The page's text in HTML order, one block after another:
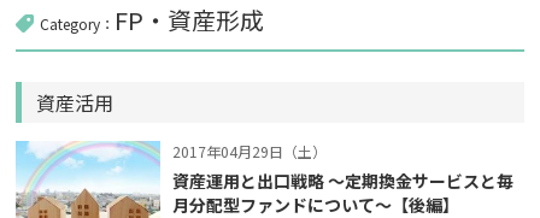
Category： FP・資産形成
資産活用
2017年04月29日（土）
資産運用と出口戦略 ～定期換金サービスと毎
月分配型ファンドについて～【後編】